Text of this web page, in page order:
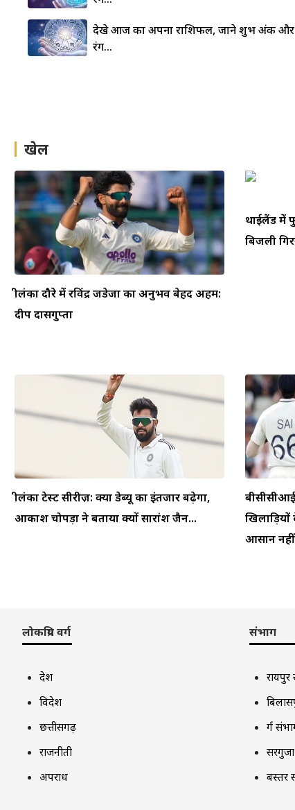
देखे आज का अपना राशिफल, जाने शुभ अंक और
रंग…
खेल
श्रीलंका दौरे में रविंद्र जडेजा का अनुभव बेहद अहम:
दीप दासगुप्ता
थाईलैंड में
बिजली
श्रीलंका टेस्ट सीरीज़: क्या डेब्यू का इंतजार बढ़ेगा,
आकाश चोपड़ा ने बताया क्यों सारांश जैन...
खिलाड़ियों
आसान
लोकप्रिय वर्ग
देश
विदेश
छत्तीसगढ़
राजनीती
अपराध
संभाग
दुर्ग
बस्तर